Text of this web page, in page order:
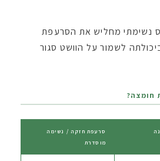
נשימתי מחליש את הסרעפת
לשמור על הוושט סגור
חומצה?
סרעפת חזקה / נשימה
מוסדרת